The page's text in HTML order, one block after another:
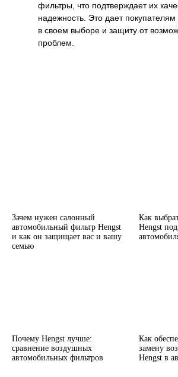
фильтры, что подтверждает их
надежность. Это дает покупателям
в своем выборе и защиту от
проблем.
Зачем нужен салонный
автомобильный фильтр Hengst
и как он защищает вас и вашу
семью
Как
Hengst
Почему Hengst лучше:
сравнение воздушных
автомобильных фильтров
Как
замену
Hengst в